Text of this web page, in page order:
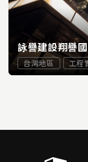
詠譽建設翔譽
台灣地區 工程